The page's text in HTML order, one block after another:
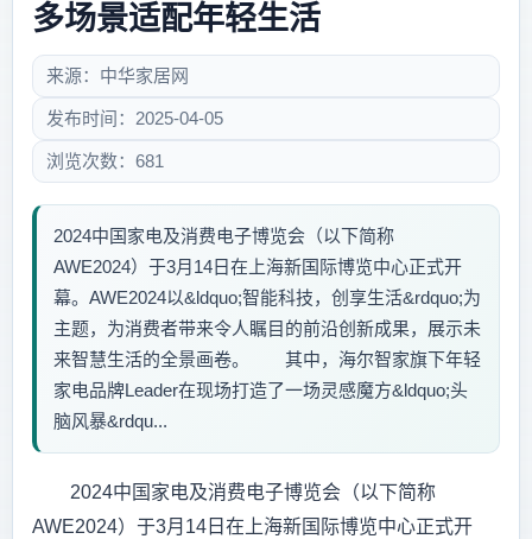
多场景适配年轻生活
来源：中华家居网
发布时间：2025-04-05
浏览次数：681
2024中国家电及消费电子博览会（以下简称
AWE2024）于3月14日在上海新国际博览中心正式开
幕。AWE2024以&ldquo;智能科技，创享生活&rdquo;为
主题，为消费者带来令人瞩目的前沿创新成果，展示未
来智慧生活的全景画卷。 其中，海尔智家旗下年轻
家电品牌Leader在现场打造了一场灵感魔方&ldquo;头
脑风暴&rdqu...
2024中国家电及消费电子博览会（以下简称
AWE2024）于3月14日在上海新国际博览中心正式开